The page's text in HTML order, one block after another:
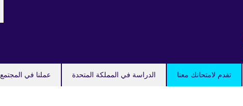
تقدم لامتحانك معنا الدراسة في المملكة المتحدة عملنا في المجتمع